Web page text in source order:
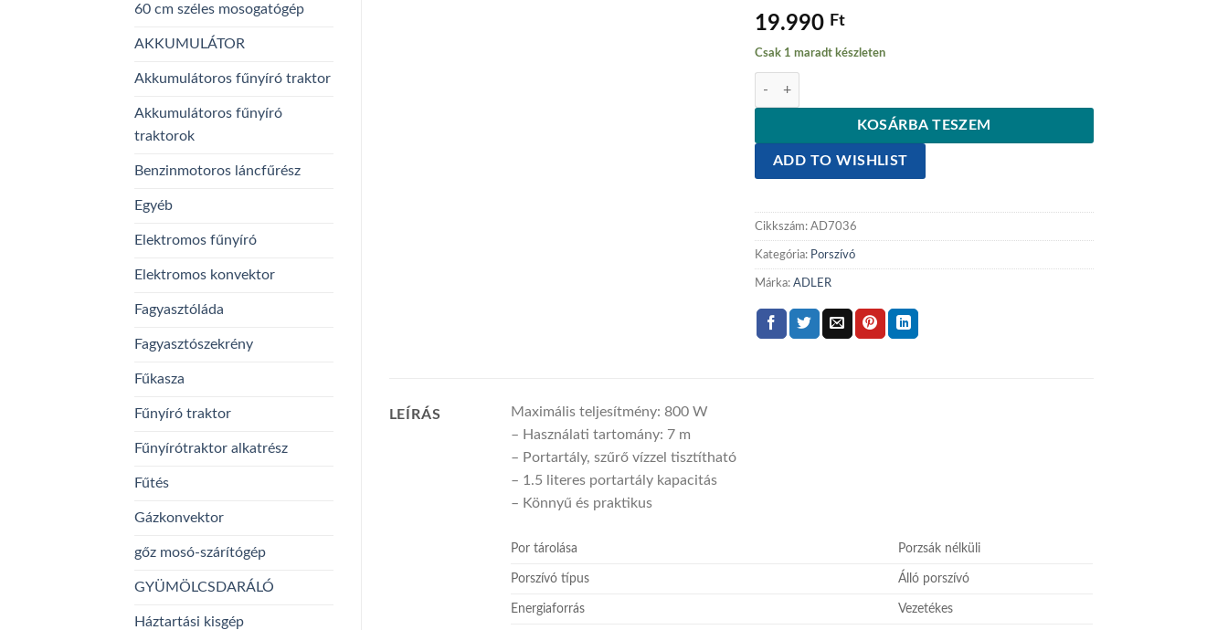
60 cm széles mosogatógép
AKKUMULÁTOR
Akkumulátoros fűnyíró traktor
Akkumulátoros fűnyíró
traktorok
Benzinmotoros láncfűrész
Egyéb
Elektromos fűnyíró
Elektromos konvektor
Fagyasztóláda
Fagyasztószekrény
Fűkasza
Fűnyíró traktor
Fűnyírótraktor alkatrész
Fűtés
Gázkonvektor
gőz mosó-szárítógép
GYÜMÖLCSDARÁLÓ
Háztartási kisgép
19.990 Ft
Csak 1 maradt készleten
KOSÁRBA TESZEM
ADD TO WISHLIST
Cikkszám:AD7036
Kategória: Porszívó
Márka:ADLER
LEÍRÁS
Maximális teljesítmény: 800 W
– Használati tartomány: 7 m
– Portartály, szűrő vízzel tisztítható
– 1.5 literes portartály kapacitás
– Könnyű és praktikus
Por tárolása Porzsák nélküli
Porszívó típus Álló porszívó
Energiaforrás Vezetékes